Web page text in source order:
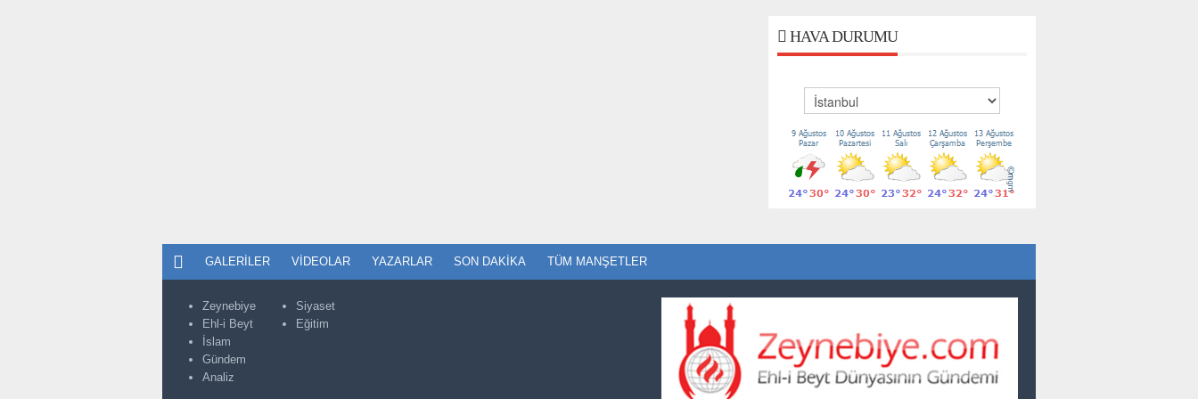
HAVA DURUMU
GALERILER VIDEOLAR YAZARLAR SON DAKIKA TÜM MANŞETLER
Zeynebiye
Ehl-i Beyt
İslam
Gündem
Analiz
Siyaset
Eğitim